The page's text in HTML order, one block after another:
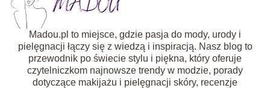
Madou.pl to miejsce, gdzie pasja do mody, urody i
pielęgnacji łączy się z wiedzą i inspiracją. Nasz blog to
przewodnik po świecie stylu i piękna, który oferuje
czytelniczkom najnowsze trendy w modzie, porady
dotyczące makijażu i pielęgnacji skóry, recenzje